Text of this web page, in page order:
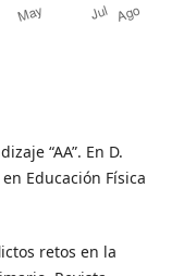
“AA”. En D.
Educación Física
retos en la